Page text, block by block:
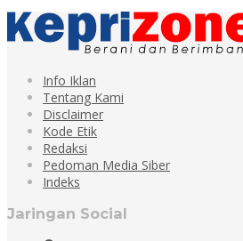
Info Iklan
Tentang Kami
Disclaimer
Kode Etik
Redaksi
Pedoman Media Siber
Indeks
Jaringan Social